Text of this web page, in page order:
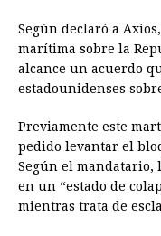
Según declaró a
marítima sobre la
alcance un acuerdo
estadounidenses
Previamente este
pedido levantar el
Según el mandatario,
en un “estado de
mientras trata de